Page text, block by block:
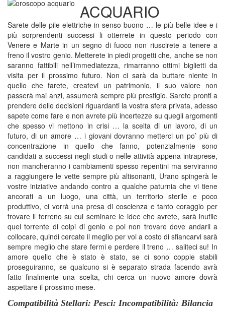
ACQUARIO
Sarete delle pile elettriche in senso buono … le più belle idee e i
più sorprendenti successi li otterrete in questo periodo con
Venere e Marte in un segno di fuoco non riuscirete a tenere a
freno il vostro genio. Metterete in piedi progetti che, anche se non
saranno fattibili nell’immediatezza, rimarranno ottimi biglietti da
visita per il prossimo futuro. Non ci sarà da buttare niente in
quello che farete, createvi un patrimonio, il suo valore non
passerà mai anzi, assumerà sempre più prestigio. Sarete pronti a
prendere delle decisioni riguardanti la vostra sfera privata, adesso
sapete come fare e non avrete più incertezze su quegli argomenti
che spesso vi mettono in crisi … la scelta di un lavoro, di un
futuro, di un amore … i giovani dovranno metterci un po’ più di
concentrazione in quello che fanno, potenzialmente sono
candidati a successi negli studi o nelle attività appena intraprese,
non mancheranno i cambiamenti spesso repentini ma serviranno
a raggiungere le vette sempre più altisonanti, Urano spingerà le
vostre iniziative andando contro a qualche paturnia che vi tiene
ancorati a un luogo, una città, un territorio sterile e poco
produttivo, ci vorrà una presa di coscienza e tanto coraggio per
trovare il terreno su cui seminare le idee che avrete, sarà inutile
quel torrente di colpi di genio e poi non trovare dove andarli a
collocare, quindi cercate il meglio per voi a costo di sfiancarvi sarà
sempre meglio che stare fermi e perdere il treno … saliteci su! In
amore quello che è stato è stato, se ci sono coppie stabili
proseguiranno, se qualcuno si è separato strada facendo avrà
fatto finalmente una scelta, chi cerca un nuovo amore dovrà
aspettare il prossimo mese.
Compatibilità Stellari: Pesci: Incompatibilità: Bilancia